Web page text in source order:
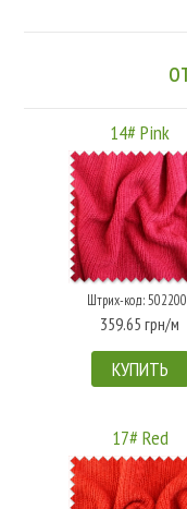
14# Pink
Штрих-код:
359.65 грн/м
КУПИТЬ
17# Red